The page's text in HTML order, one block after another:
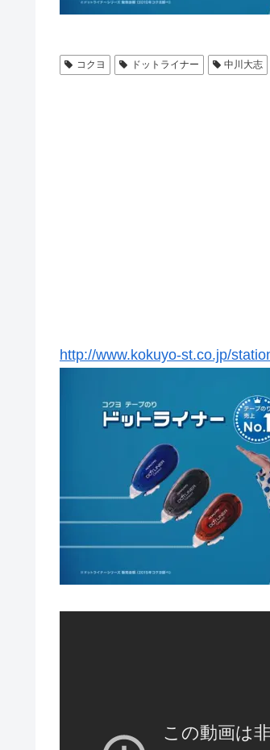
コクヨ ドットライナー 中川大志
http://www.kokuyo-st.co.jp/